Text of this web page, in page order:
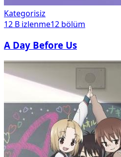
Kategorisiz
12 B izlenme12 bölüm
A Day Before Us